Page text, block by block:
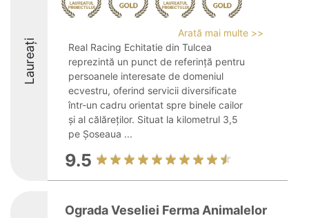
Laureați
Arată mai multe >>
Real Racing Echitatie din Tulcea
reprezintă un punct de referință pentru
persoanele interesate de domeniul
ecvestru, oferind servicii diversificate
într-un cadru orientat spre binele cailor
și al călăreților. Situat la kilometrul 3,5
pe Șoseaua ...
9.5
Ograda Veseliei Ferma Animalelor